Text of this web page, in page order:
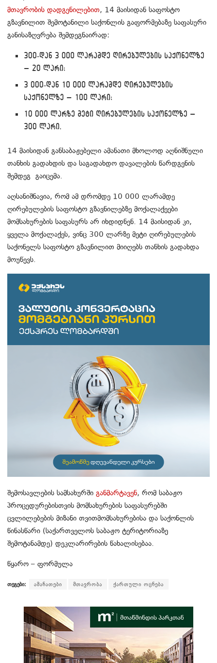
მთავრობის დადგენილებით, 14 მაისიდან საფოსტო
გზავნილით შემოტანილი საქონლის გაფორმებაზე საფასური
განისაზღვრება შემდეგნაირად:
300-დან 3 000 ლარამდე ღირებულების საქონელზე
– 20 ლარი;
3 000-დან 10 000 ლარამდე ღირებულების
საქონელზე – 100 ლარი;
10 000 ლარზე მეტი ღირებულების საქონელზე –
300 ლარი.
14 მაისიდან განსაბაჟებელი ამანათი მხოლოდ აღნიშნული
თანხის გადახდის და საგადახდო დავალების წარდგენის
შემდეგ გაიცემა.
აღსანიშნავია, რომ ამ დრომდე 10 000 ლარამდე
ღირებულების საფოსტო გზავნილებზე მოქალაქეები
მომსახურების საფასურს არ იხდიდნენ. 14 მაისიდან კი,
ყველა მოქალაქეს, ვინც 300 ლარზე მეტი ღირებულების
საქონელს საფოსტო გზავნილით მიიღებს თანხის გადახდა
მოუწევს.
შემოსავლების სამსახურში განმარტავენ, რომ საბაჟო
პროცედურებისთვის მომსახურების საფასურებში
ცვლილებების მიზანი თვითმომსახურებისა და საქონლის
წინასწარი (საქართველოს საბაჟო ტერიტორიაზე
შემოტანამდე) დეკლარირების წახალისებაა.
წყარო – ფორმულა
თეგები: ამანათები მთავრობა ქართული ოცნება